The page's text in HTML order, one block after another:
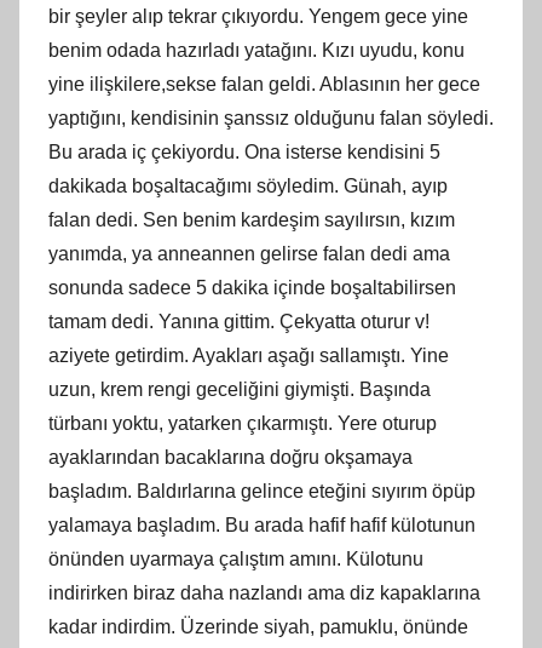
bir şeyler alıp tekrar çıkıyordu. Yengem gece yine
benim odada hazırladı yatağını. Kızı uyudu, konu
yine ilişkilere,sekse falan geldi. Ablasının her gece
yaptığını, kendisinin şanssız olduğunu falan söyledi.
Bu arada iç çekiyordu. Ona isterse kendisini 5
dakikada boşaltacağımı söyledim. Günah, ayıp
falan dedi. Sen benim kardeşim sayılırsın, kızım
yanımda, ya anneannen gelirse falan dedi ama
sonunda sadece 5 dakika içinde boşaltabilirsen
tamam dedi. Yanına gittim. Çekyatta oturur v!
aziyete getirdim. Ayakları aşağı sallamıştı. Yine
uzun, krem rengi geceliğini giymişti. Başında
türbanı yoktu, yatarken çıkarmıştı. Yere oturup
ayaklarından bacaklarına doğru okşamaya
başladım. Baldırlarına gelince eteğini sıyırım öpüp
yalamaya başladım. Bu arada hafif hafif külotunun
önünden uyarmaya çalıştım amını. Külotunu
indirirken biraz daha nazlandı ama diz kapaklarına
kadar indirdim. Üzerinde siyah, pamuklu, önünde